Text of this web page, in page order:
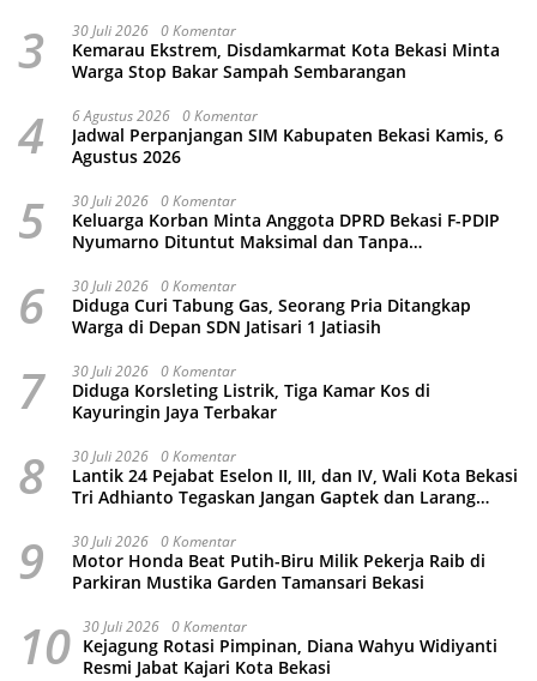
3 30 Juli 2026 0 Komentar
Kemarau Ekstrem, Disdamkarmat Kota Bekasi Minta
Warga Stop Bakar Sampah Sembarangan
4 6 Agustus 2026 0 Komentar
Jadwal Perpanjangan SIM Kabupaten Bekasi Kamis, 6
Agustus 2026
5 30 Juli 2026 0 Komentar
Keluarga Korban Minta Anggota DPRD Bekasi F-PDIP
Nyumarno Dituntut Maksimal dan Tanpa
6 30 Juli 2026 0 Komentar
Diduga Curi Tabung Gas, Seorang Pria Ditangkap
Warga di Depan SDN Jatisari 1 Jatiasih
7 30 Juli 2026 0 Komentar
Diduga Korsleting Listrik, Tiga Kamar Kos di
Kayuringin Jaya Terbakar
8 30 Juli 2026 0 Komentar
Lantik 24 Pejabat Eselon II, III, dan IV, Wali Kota Bekasi
Tri Adhianto Tegaskan Jangan Gaptek dan Larang
9 30 Juli 2026 0 Komentar
Motor Honda Beat Putih-Biru Milik Pekerja Raib di
Parkiran Mustika Garden Tamansari Bekasi
10 30 Juli 2026 0 Komentar
Kejagung Rotasi Pimpinan, Diana Wahyu Widiyanti
Resmi Jabat Kajari Kota Bekasi